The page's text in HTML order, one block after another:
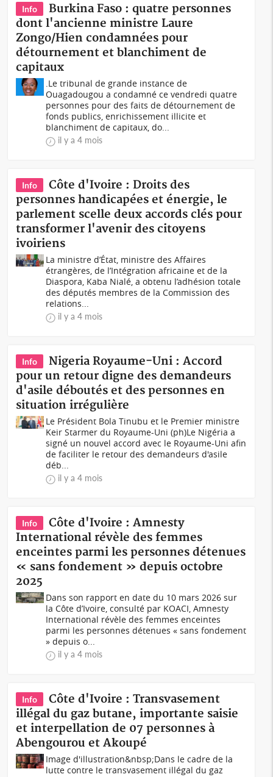
Info
Burkina Faso : quatre personnes
dont l'ancienne ministre Laure
Zongo/Hien condamnées pour
détournement et blanchiment de
capitaux
.Le tribunal de grande instance de
Ouagadougou a condamné ce vendredi quatre
personnes pour des faits de détournement de
fonds publics, enrichissement illicite et
blanchiment de capitaux, do...
il y a 4 mois
Info
Côte d'Ivoire : Droits des
personnes handicapées et énergie, le
parlement scelle deux accords clés pour
transformer l'avenir des citoyens
ivoiriens
La ministre d’État, ministre des Affaires
étrangères, de l’Intégration africaine et de la
Diaspora, Kaba Nialé, a obtenu l’adhésion totale
des députés membres de la Commission des
relations...
il y a 4 mois
Info
Nigeria Royaume-Uni : Accord
pour un retour digne des demandeurs
d'asile déboutés et des personnes en
situation irrégulière
Le Président Bola Tinubu et le Premier ministre
Keir Starmer du Royaume-Uni (ph)Le Nigéria a
signé un nouvel accord avec le Royaume-Uni afin
de faciliter le retour des demandeurs d'asile
déb...
il y a 4 mois
Info
Côte d'Ivoire : Amnesty
International révèle des femmes
enceintes parmi les personnes détenues
« sans fondement » depuis octobre
2025
Dans son rapport en date du 10 mars 2026 sur
la Côte d’Ivoire, consulté par KOACI, Amnesty
International révèle des femmes enceintes
parmi les personnes détenues « sans fondement
» depuis o...
il y a 4 mois
Info
Côte d'Ivoire : Transvasement
illégal du gaz butane, importante saisie
et interpellation de 07 personnes à
Abengourou et Akoupé
Image d'illustration&nbsp;Dans le cadre de la
lutte contre le transvasement illégal du gaz